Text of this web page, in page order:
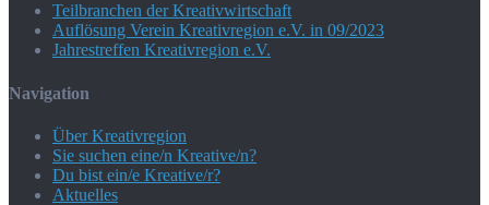
Teilbranchen der Kreativwirtschaft
Auflösung Verein Kreativregion e.V. in 09/2023
Jahrestreffen Kreativregion e.V.
Navigation
Über Kreativregion
Sie suchen eine/n Kreative/n?
Du bist ein/e Kreative/r?
Aktuelles